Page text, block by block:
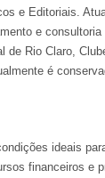
e Editoriais.
e consultoria
Rio Claro,
é
ideais
financeiros e